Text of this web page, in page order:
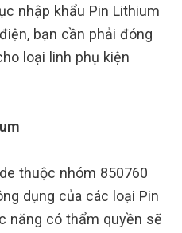
nhập khẩu Pin Lithium
bạn cần phải đóng
loại linh phụ kiện
thuộc nhóm 850760
dụng của các loại Pin
năng có thẩm quyền sẽ